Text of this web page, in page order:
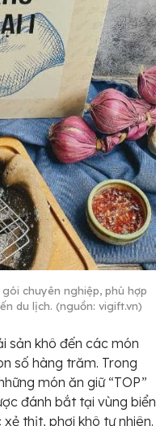
chuyên nghiệp, phù hợp
du lịch. (nguồn: vigift.vn)
sản khô đến các món
số hàng trăm. Trong
món ăn giữ “TOP”
đánh bắt tại vùng biển
thịt, phơi khô tự nhiên.